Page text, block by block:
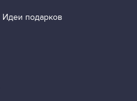
Идеи подарков